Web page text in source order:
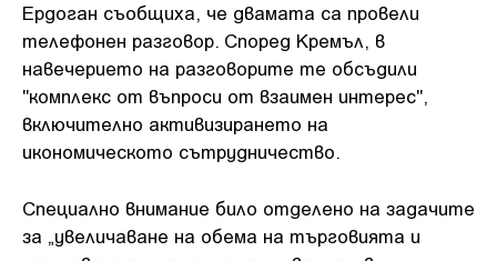
Ердоган съобщиха, че двамата са провели
телефонен разговор. Според Кремъл, в
навечерието на разговорите те обсъдили
"комплекс от въпроси от взаимен интерес",
включително активизирането на
икономическото сътрудничество.
Специално внимание било отделено на задачите
за „увеличаване на обема на търговията и